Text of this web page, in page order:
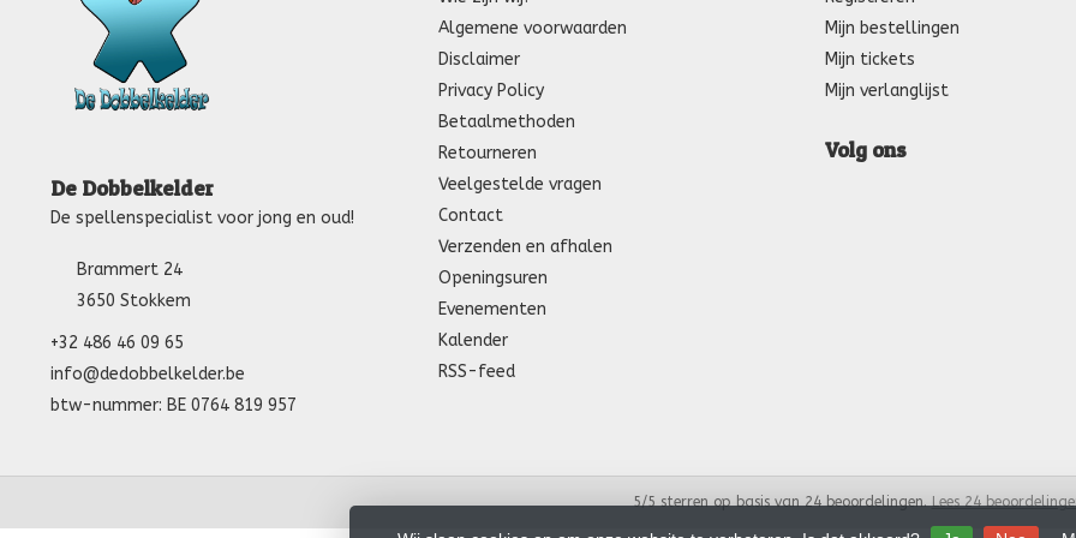
De Dobbelkelder
De spellenspecialist voor jong en oud!
Brammert 24
3650 Stokkem
+32 486 46 09 65
info@dedobbelkelder.be
btw-nummer: BE 0764 819 957
Algemene voorwaarden
Disclaimer
Privacy Policy
Betaalmethoden
Retourneren
Veelgestelde vragen
Contact
Verzenden en afhalen
Openingsuren
Evenementen
Kalender
RSS-feed
Mijn bestellingen
Mijn tickets
Mijn verlanglijst
Volg ons
5/5 sterren op basis van 24beoordelingen. Lees 24